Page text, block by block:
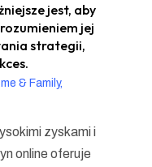
jest, aby
jej
strategii,
& Family,
zyskami i
online oferuje